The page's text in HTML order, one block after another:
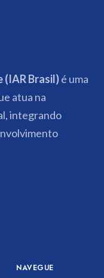
(IAR Brasil)é uma
atua na
integrando
NAVEGUE